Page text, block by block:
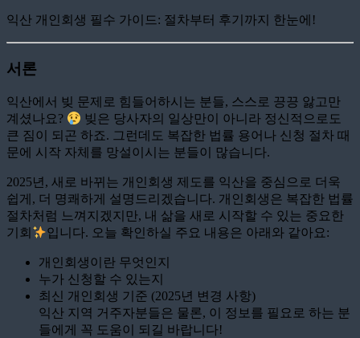
익산 개인회생 필수 가이드: 절차부터 후기까지 한눈에!
서론
익산에서 빚 문제로 힘들어하시는 분들, 스스로 끙끙 앓고만
계셨나요?
빚은 당사자의 일상만이 아니라 정신적으로도
큰 짐이 되곤 하죠. 그런데도 복잡한 법률 용어나 신청 절차 때
문에 시작 자체를 망설이시는 분들이 많습니다.
2025년, 새로 바뀌는 개인회생 제도를 익산을 중심으로 더욱
쉽게, 더 명쾌하게 설명드리겠습니다. 개인회생은 복잡한 법률
절차처럼 느껴지겠지만, 내 삶을 새로 시작할 수 있는 중요한
기회
입니다. 오늘 확인하실 주요 내용은 아래와 같아요:
개인회생이란 무엇인지
누가 신청할 수 있는지
최신 개인회생 기준 (2025년 변경 사항)
익산 지역 거주자분들은 물론, 이 정보를 필요로 하는 분
들에게 꼭 도움이 되길 바랍니다!